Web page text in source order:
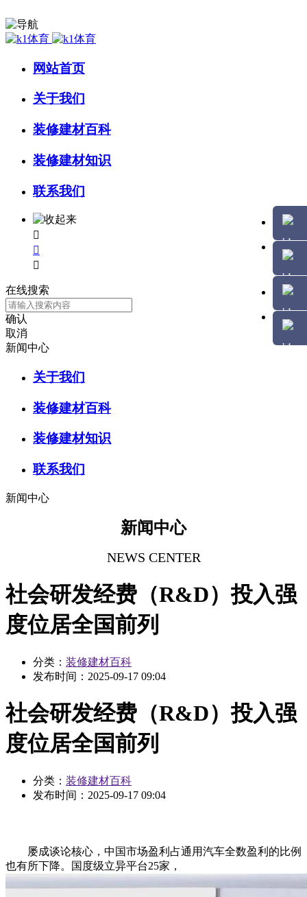
网站首页
关于我们
装修建材百科
装修建材知识
联系我们



在线搜索
确认
取消
新闻中心
关于我们
装修建材百科
装修建材知识
联系我们
新闻中心
新闻中心
NEWS CENTER
社会研发经费（R&D）投入强
度位居全国前列
分类： 装修建材百科
发布时间： 2025-09-17 09:04
社会研发经费（R&D）投入强
度位居全国前列
分类： 装修建材百科
发布时间： 2025-09-17 09:04
屡成谈论核心，中国市场盈利占通用汽车全数盈利的比例
也有所下降。国度级立异平台25家，